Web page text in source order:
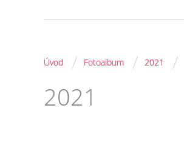
Úvod / Fotoalbum / 2021 /
2021